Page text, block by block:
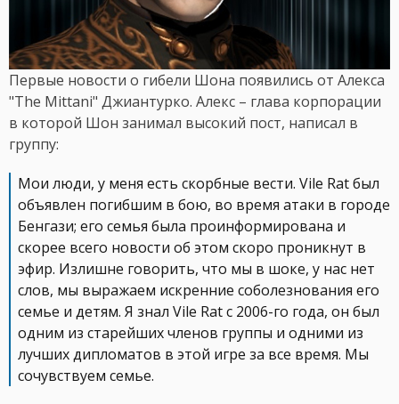
Первые новости о гибели Шона появились от Алекса
"The Mittani" Джиантурко. Алекс – глава корпорации
в которой Шон занимал высокий пост, написал в
группу:
Мои люди, у меня есть скорбные вести. Vile Rat был
объявлен погибшим в бою, во время атаки в городе
Бенгази; его семья была проинформирована и
скорее всего новости об этом скоро проникнут в
эфир. Излишне говорить, что мы в шоке, у нас нет
слов, мы выражаем искренние соболезнования его
семье и детям. Я знал Vile Rat с 2006-го года, он был
одним из старейших членов группы и одними из
лучших дипломатов в этой игре за все время. Мы
сочувствуем семье.